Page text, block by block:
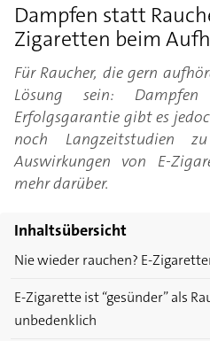
Dampfen statt
Zigaretten beim
Für Raucher, die gern
Lösung sein:
Erfolgsgarantie gibt es
noch Langzeitstudien
Auswirkungen von E-
mehr darüber.
Inhaltsübersicht
Nie wieder rauchen? E-
E-Zigarette ist “gesünder” als
unbedenklich